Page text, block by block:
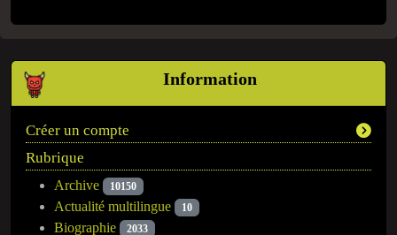
Information
Créer un compte
Rubrique
Archive 10150
Actualité multilingue 10
Biographie 2033